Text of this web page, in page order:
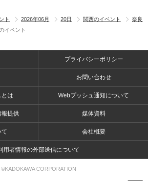
ト 2026年06月 20日 関西のイベント
奈良
イベント
プライバシーポリシー
お問い合わせ
とは Webプッシュ通知について
報提供 媒体資料
て 会社概要
用者情報の外部送信について
©KADOKAWA CORPORATION